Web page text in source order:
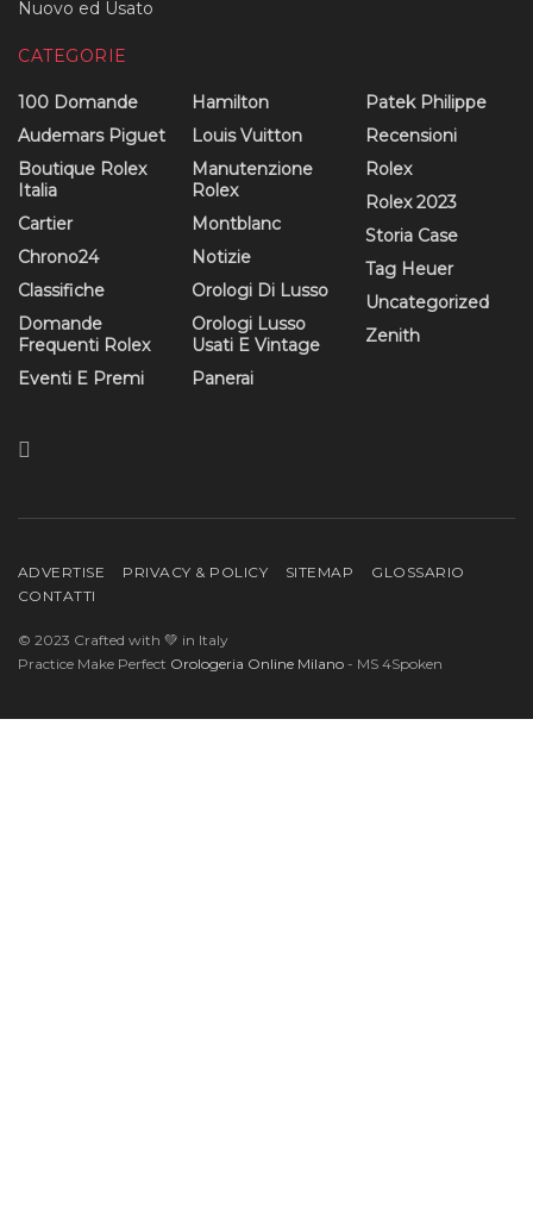
Nuovo ed Usato
CATEGORIE
100 Domande
Audemars Piguet
Boutique Rolex
Italia
Cartier
Chrono24
Classifiche
Domande
Frequenti Rolex
Eventi E Premi
Hamilton
Louis Vuitton
Manutenzione
Rolex
Montblanc
Notizie
Orologi Di Lusso
Orologi Lusso
Usati E Vintage
Panerai
Patek Philippe
Recensioni
Rolex
Rolex 2023
Storia Case
Tag Heuer
Uncategorized
Zenith
ADVERTISE PRIVACY & POLICY SITEMAP
GLOSSARIO
CONTATTI
© 2023 Crafted with 💚 in Italy
Practice Make Perfect Orologeria Online Milano - MS 4Spoken